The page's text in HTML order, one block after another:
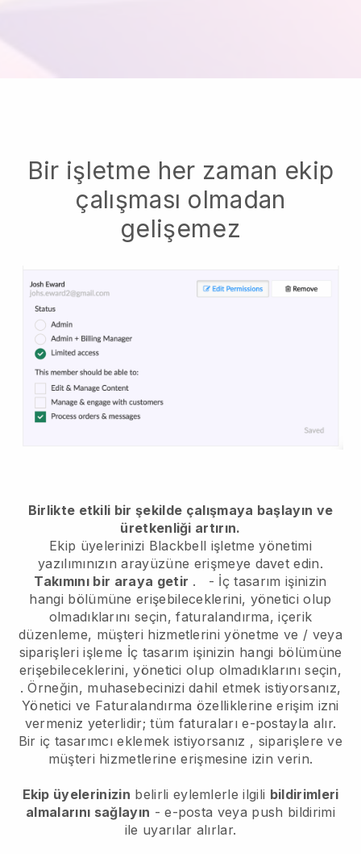
Bir işletme her zaman ekip
çalışması olmadan
gelişemez
Birlikte etkili bir şekilde çalışmaya başlayın ve
üretkenliği artırın.
Ekip üyelerinizi Blackbell işletme yönetimi
yazılımınızın arayüzüne erişmeye davet edin.
Takımını bir araya getir . - İç tasarım işinizin
hangi bölümüne erişebileceklerini, yönetici olup
olmadıklarını seçin, faturalandırma, içerik
düzenleme, müşteri hizmetlerini yönetme ve / veya
siparişleri işleme İç tasarım işinizin hangi bölümüne
erişebileceklerini, yönetici olup olmadıklarını seçin,
. Örneğin, muhasebecinizi dahil etmek istiyorsanız,
Yönetici ve Faturalandırma özelliklerine erişim izni
vermeniz yeterlidir; tüm faturaları e-postayla alır.
Bir iç tasarımcı eklemek istiyorsanız , siparişlere ve
müşteri hizmetlerine erişmesine izin verin.
Ekip üyelerinizin belirli eylemlerle ilgili bildirimleri
almalarını sağlayın - e-posta veya push bildirimi
ile uyarılar alırlar.